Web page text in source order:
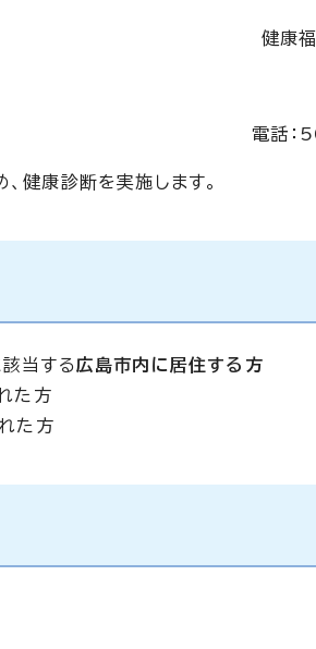
健康
電話
健康診断を実施します。
当する広島市内に居住する方
た方
た方